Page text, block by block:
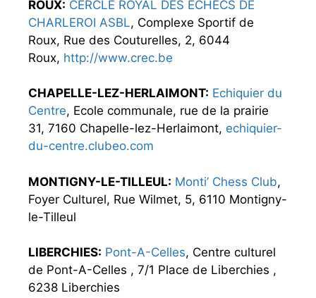
ROUX: CERCLE ROYAL DES ECHECS DE
CHARLEROI ASBL, Complexe Sportif de
Roux, Rue des Couturelles, 2, 6044
Roux, http://www.crec.be
CHAPELLE-LEZ-HERLAIMONT: Echiquier du
Centre, Ecole communale, rue de la prairie
31, 7160 Chapelle-lez-Herlaimont, echiquier-
du-centre.clubeo.com
MONTIGNY-LE-TILLEUL: Monti’ Chess Club,
Foyer Culturel, Rue Wilmet, 5, 6110 Montigny-
le-Tilleul
LIBERCHIES: Pont-A-Celles, Centre culturel
de Pont-A-Celles , 7/1 Place de Liberchies ,
6238 Liberchies